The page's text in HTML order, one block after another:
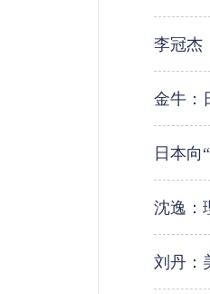
李冠杰
金牛：
日本向
沈逸：
刘丹：